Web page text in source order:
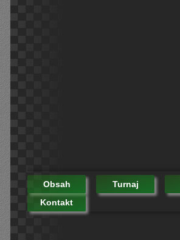
Obsah Turnaj
Kontakt